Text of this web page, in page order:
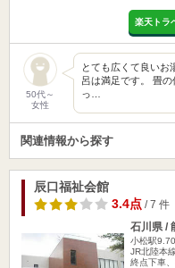
楽天トラ
50代～
女性
とても広くて良いお
呂は満足です。 畳
っ…
関連情報から探す
辰口福祉会館
3.4点/ 7 件
石川県 /
小松駅
JR北陸本
終点下車